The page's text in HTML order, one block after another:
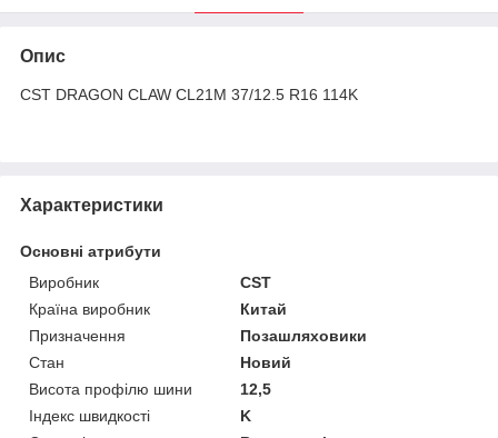
Опис
CST DRAGON CLAW CL21M 37/12.5 R16 114K
Характеристики
Основні атрибути
Виробник
CST
Країна виробник
Китай
Призначення
Позашляховики
Стан
Новий
Висота профілю шини
12,5
Індекс швидкості
K